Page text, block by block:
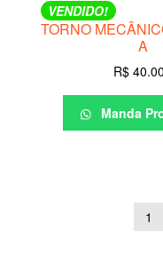
VENDIDO!
TORNO
A
R$
Manda
1